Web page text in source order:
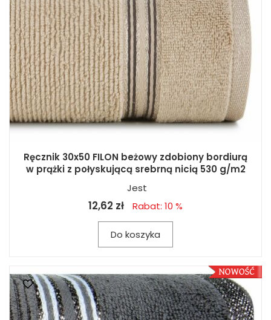
Ręcznik 30x50 FILON beżowy zdobiony bordiurą
w prążki z połyskującą srebrną nicią 530 g/m2
Jest
12,62 zł Rabat: 10 %
Do koszyka